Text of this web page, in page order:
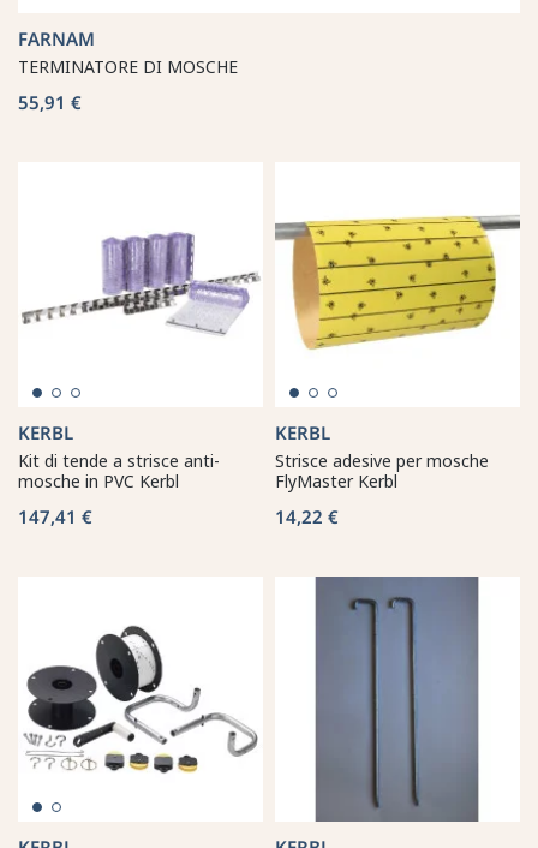
FARNAM
TERMINATORE DI MOSCHE
55,91 €
KERBL
Kit di tende a strisce anti-
mosche in PVC Kerbl
147,41 €
KERBL
Strisce adesive per mosche
FlyMaster Kerbl
14,22 €